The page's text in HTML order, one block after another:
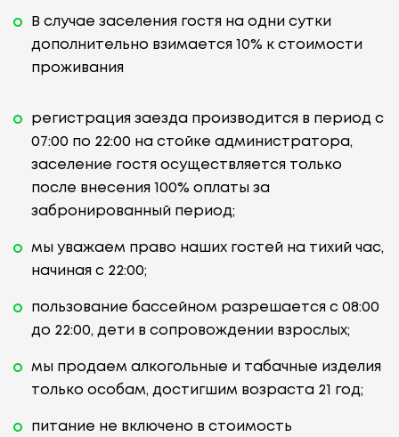
В случае заселения гостя на одни сутки
дополнительно взимается 10% к стоимости
проживания
регистрация заезда производится в период с
07:00 по 22:00 на стойке администратора,
заселение гостя осуществляется только
после внесения 100% оплаты за
забронированный период;
мы уважаем право наших гостей на тихий час,
начиная с 22:00;
пользование бассейном разрешается с 08:00
до 22:00, дети в сопровождении взрослых;
мы продаем алкогольные и табачные изделия
только особам, достигшим возраста 21 год;
питание не включено в стоимость